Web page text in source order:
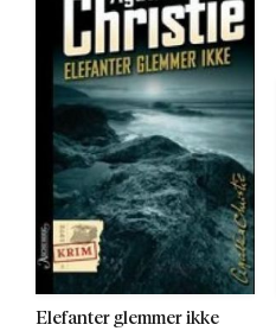
Elefanter glemmer ikke